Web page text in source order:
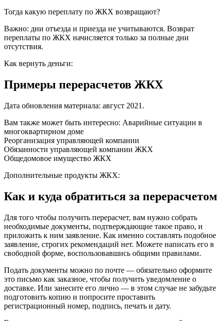
Тогда какую переплату по ЖКХ возвращают?
Важно: дни отъезда и приезда не учитываются. Возврат
переплаты по ЖКХ начисляется только за полные дни
отсутствия.
Как вернуть деньги:
Примеры перерасчетов ЖКХ
Дата обновления материала: август 2021.
Вам также может быть интересно: Аварийные ситуации в
многоквартирном доме
Реорганизация управляющей компании
Обязанности управляющей компании ЖКХ
Общедомовое имущество ЖКХ
Дополнительные продукты ЖКХ:
Как и куда обратиться за перерасчетом
Для того чтобы получить перерасчет, вам нужно собрать
необходимые документы, подтверждающие такое право, и
приложить к ним заявление. Как именно составлять подобное
заявление, строгих рекомендаций нет. Можете написать его в
свободной форме, воспользовавшись общими правилами.
Подать документы можно по почте — обязательно оформите
это письмо как заказное, чтобы получить уведомление о
доставке. Или занесите его лично — в этом случае не забудьте
подготовить копию и попросите проставить
регистрационный номер, подпись, печать и дату.